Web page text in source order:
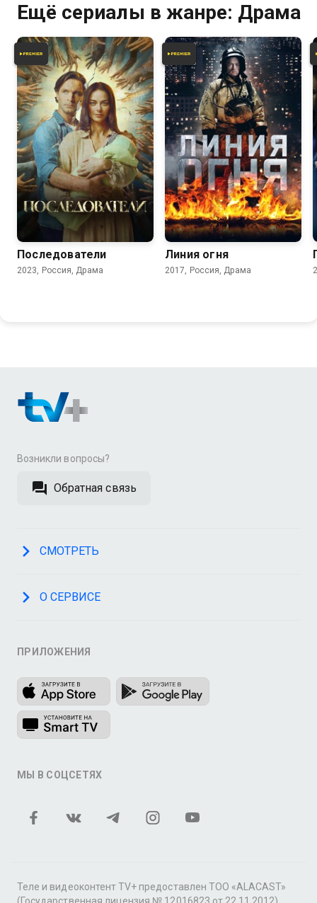
Ещё сериалы в жанре: Драма
6.8
Последователи
2023, Россия, Драма
7.4
Линия огня
2017, Россия, Драма
Возникли вопросы?
Обратная связь
СМОТРЕТЬ
О СЕРВИСЕ
ПРИЛОЖЕНИЯ
МЫ В СОЦСЕТЯХ
Теле и видеоконтент TV+ предоставлен ТОО «ALACAST»